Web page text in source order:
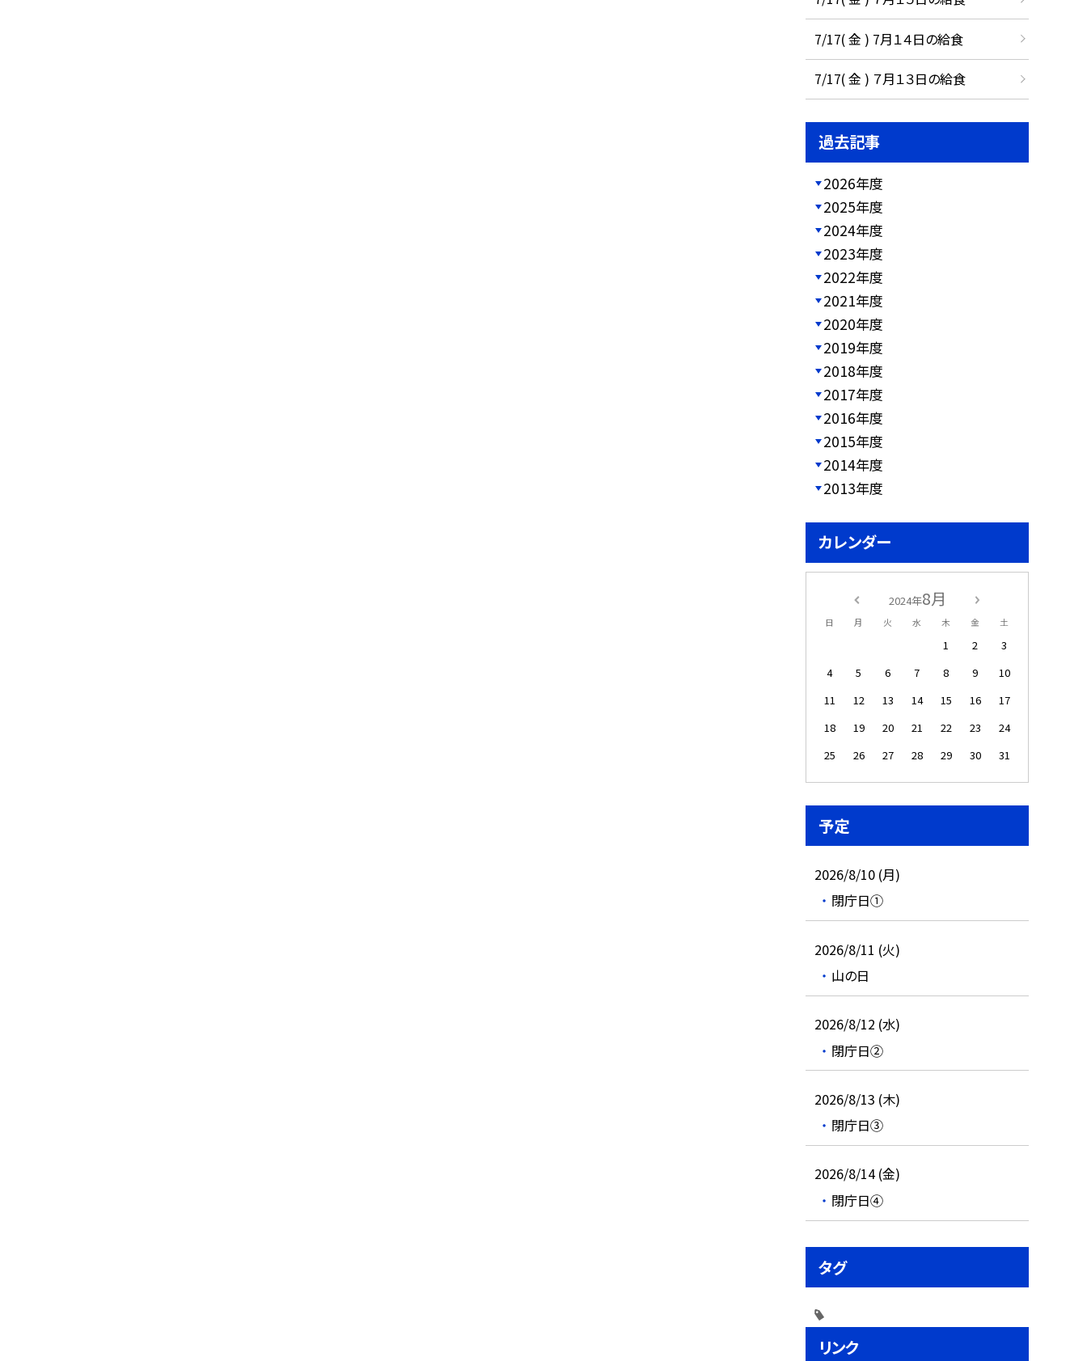
7/17( 金 ) 7月１４日の給食
7/17( 金 ) ７月１３日の給食
過去記事
2026年度
2025年度
2024年度
2023年度
2022年度
2021年度
2020年度
2019年度
2018年度
2017年度
2016年度
2015年度
2014年度
2013年度
カレンダー
2024年8月
日 月 火 水 木 金 土
1 2
3
4
5 6 7 8 9
10
11
12 13 14 15 16
17
18
19 20 21 22 23
24
25
26 27 28 29 30 31
予定
2026/8/10 (月)
閉庁日①
2026/8/11 (火)
山の日
2026/8/12 (水)
閉庁日②
2026/8/13 (木)
閉庁日③
2026/8/14 (金)
閉庁日④
タグ
リンク